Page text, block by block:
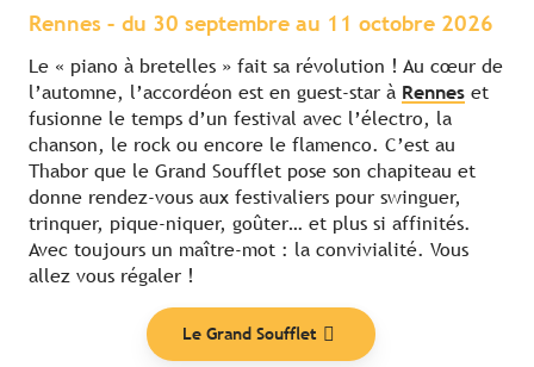
Rennes – du 30 septembre au 11 octobre 2026
Le « piano à bretelles » fait sa révolution ! Au cœur de
l’automne, l’accordéon est en guest-star à Rennes et
fusionne le temps d’un festival avec l’électro, la
chanson, le rock ou encore le flamenco. C’est au
Thabor que le Grand Soufflet pose son chapiteau et
donne rendez-vous aux festivaliers pour swinguer,
trinquer, pique-niquer, goûter… et plus si affinités.
Avec toujours un maître-mot : la convivialité. Vous
allez vous régaler !
Le Grand Soufflet